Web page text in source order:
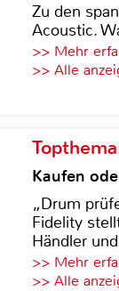
Zu den
Acoustic.
>> Mehr
>> Alle
Kaufen
„Drum
Fidelity
Händler
>> Mehr
>> Alle